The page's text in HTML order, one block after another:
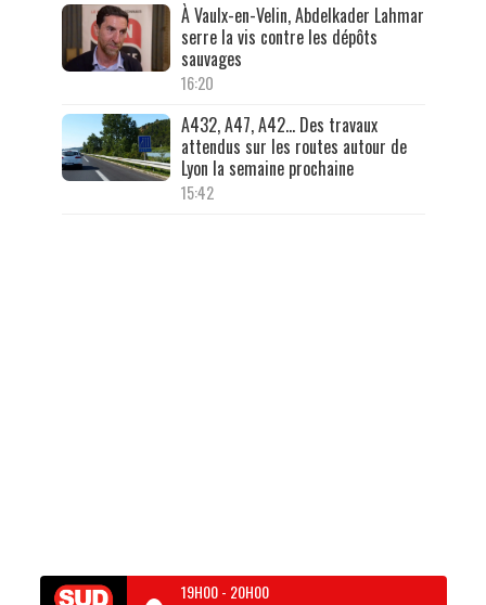
À Vaulx-en-Velin, Abdelkader Lahmar
serre la vis contre les dépôts
sauvages
16:20
A432, A47, A42… Des travaux
attendus sur les routes autour de
Lyon la semaine prochaine
15:42
19H00- 20H00